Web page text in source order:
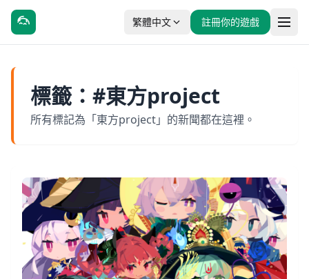
繁體中文 註冊你的遊戲
標籤：#東方project
所有標記為「東方project」的新聞都在這裡。